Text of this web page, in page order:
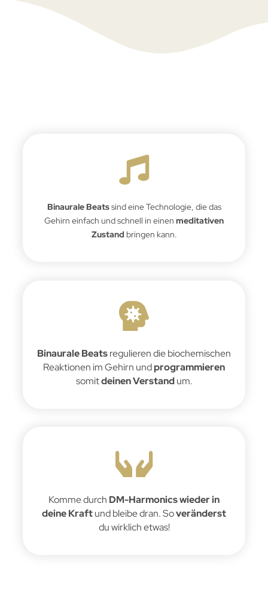
Binaurale Beatssind eine Technologie, die das
Gehirn einfach und schnell in einen meditativen
Zustand bringen kann.
Binaurale Beatsregulieren die biochemischen
Reaktionen im Gehirn undprogrammieren
somitdeinen Verstandum.
Komme durch DM-Harmonics wieder in
deine Kraftund bleibe dran. Soveränderst
du wirklich etwas!